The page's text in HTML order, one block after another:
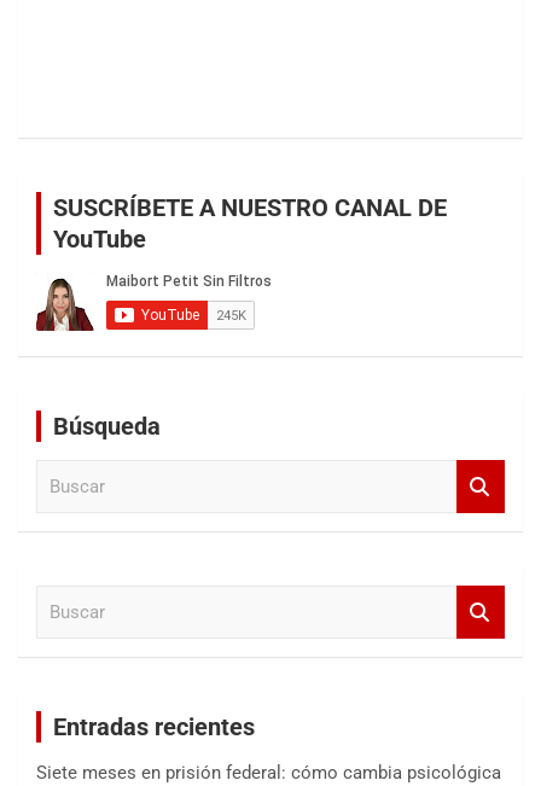
SUSCRÍBETE A NUESTRO CANAL DE
YouTube
Búsqueda
Entradas recientes
Siete meses en prisión federal: cómo cambia psicológica